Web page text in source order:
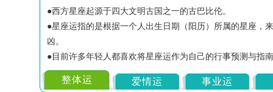
●西方星座起源于四大文明古国之一的古巴比伦。
●星座运指的是根据一个人出生日期（阳历）所属的星座，
凶。
●目前许多年轻人都喜欢将星座运作为自己的行事预测与指
整体运 爱情运 事业运